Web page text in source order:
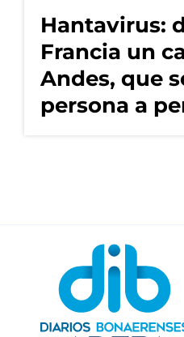
Hantavirus:
Francia un
Andes, que
persona a